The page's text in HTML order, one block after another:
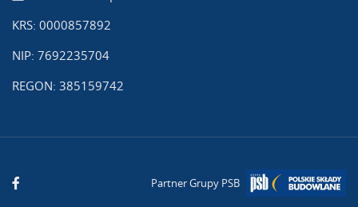
KRS: 0000857892
NIP: 7692235704
REGON: 385159742
Partner Grupy PSB